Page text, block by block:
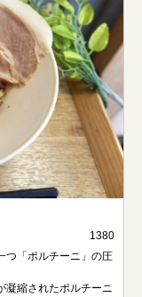
1380
つ「ポルチーニ」の圧
凝縮されたポルチーニ